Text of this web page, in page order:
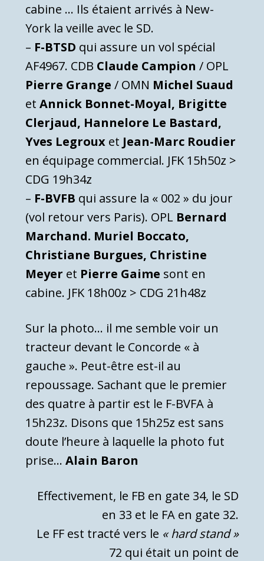
cabine … Ils étaient arrivés à New-
York la veille avec le SD.
– F-BTSD qui assure un vol spécial
AF4967. CDB Claude Campion / OPL
Pierre Grange / OMN Michel Suaud
et Annick Bonnet-Moyal, Brigitte
Clerjaud, Hannelore Le Bastard,
Yves Legroux et Jean-Marc Roudier
en équipage commercial. JFK 15h50z >
CDG 19h34z
– F-BVFB qui assure la « 002 » du jour
(vol retour vers Paris). OPL Bernard
Marchand. Muriel Boccato,
Christiane Burgues, Christine
Meyer et Pierre Gaime sont en
cabine. JFK 18h00z > CDG 21h48z
Sur la photo… il me semble voir un
tracteur devant le Concorde « à
gauche ». Peut-être est-il au
repoussage. Sachant que le premier
des quatre à partir est le F-BVFA à
15h23z. Disons que 15h25z est sans
doute l’heure à laquelle la photo fut
prise… Alain Baron
Effectivement, le FB en gate 34, le SD
en 33 et le FA en gate 32.
Le FF est tracté vers le « hard stand »
72 qui était un point de